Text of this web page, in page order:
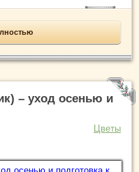
– уход осенью и
Цветы